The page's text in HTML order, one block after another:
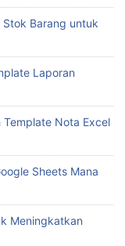
Barang untuk
Laporan
Nota Excel
Sheets Mana
Meningkatkan